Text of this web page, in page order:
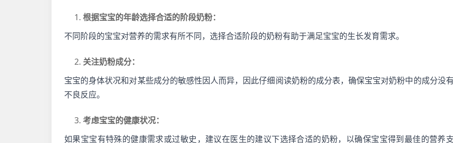
1. 根据宝宝的年龄选择合适的阶段奶粉：
不同阶段的宝宝对营养的需求有所不同，选择合适阶段的奶粉有助于满足宝宝的生长发育需求。
2. 关注奶粉成分：
宝宝的身体状况和对某些成分的敏感性因人而异，因此仔细阅读奶粉的成分表，确保宝宝对奶粉中的成分没
不良反应。
3. 考虑宝宝的健康状况：
如果宝宝有特殊的健康需求或过敏史，建议在医生的建议下选择合适的奶粉，以确保宝宝得到最佳的营养